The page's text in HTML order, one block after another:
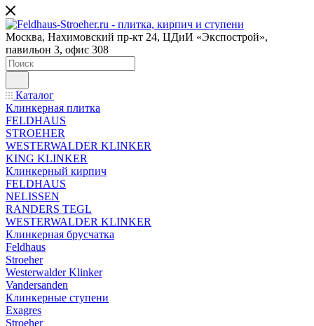
Москва, Нахимовский пр-кт 24, ЦДиИ «Экспострой»,
павильон 3, офис 308
Каталог
Клинкерная плитка
FELDHAUS
STROEHER
WESTERWALDER KLINKER
KING KLINKER
Клинкерный кирпич
FELDHAUS
NELISSEN
RANDERS TEGL
WESTERWALDER KLINKER
Клинкерная брусчатка
Feldhaus
Stroeher
Westerwalder Klinker
Vandersanden
Клинкерные ступени
Exagres
Stroeher